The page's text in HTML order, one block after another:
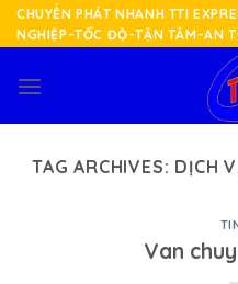
Skip
to
CHUYỂN PHÁT NHANH TTI
NGHIỆP-TỐC ĐỘ-TẬN TÂM-AN
TAG ARCHIVES: DỊCH
Van